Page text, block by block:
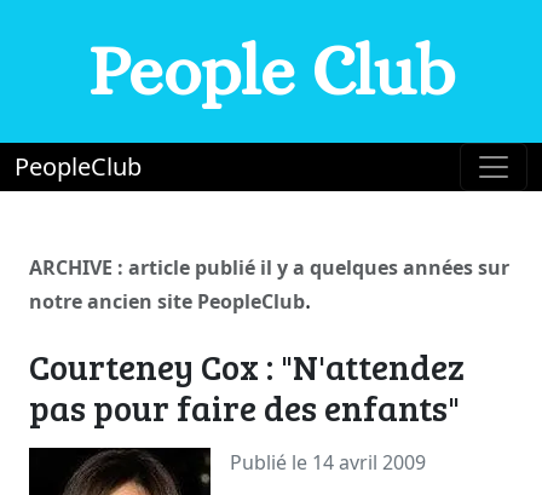
People Club
PeopleClub
ARCHIVE : article publié il y a quelques années sur
notre ancien site PeopleClub.
Courteney Cox : "N'attendez
pas pour faire des enfants"
Publié le 14 avril 2009